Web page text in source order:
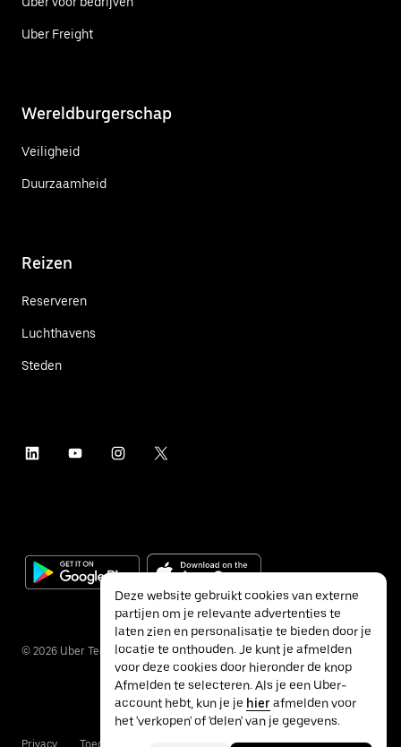
Uber Freight
Wereldburgerschap
Veiligheid
Duurzaamheid
Reizen
Reserveren
Luchthavens
Steden
© 2026 Uber Technologies Inc.
Privacy Toegankelijkheid Voorwaarden
Deze website gebruikt cookies van externe
partijen om je relevante advertenties te
laten zien en personalisatie te bieden door je
locatie te onthouden. Je kunt je afmelden
voor deze cookies door hieronder de knop
Afmelden te selecteren. Als je een Uber-
account hebt, kun je je hierafmelden voor
het 'verkopen' of 'delen' van je gegevens.